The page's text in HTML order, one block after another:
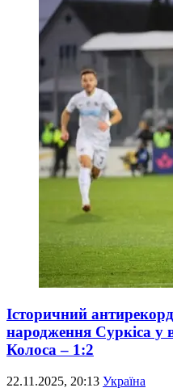
Історичний
народження Суркіса у
Колоса – 1:2
22.11.2025, 20:13 Україна